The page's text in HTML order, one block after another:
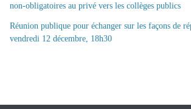
non-obligatoires au privé vers les collèges publics
Réunion publique pour échanger sur les façons de
vendredi 12 décembre, 18h30